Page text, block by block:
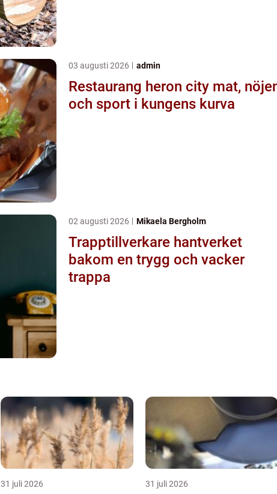
03 augusti 2026 admin
Restaurang heron city mat, nöjen
och sport i kungens kurva
02 augusti 2026 Mikaela Bergholm
Trapptillverkare hantverket
bakom en trygg och vacker
trappa
31 juli 2026 31 juli 2026